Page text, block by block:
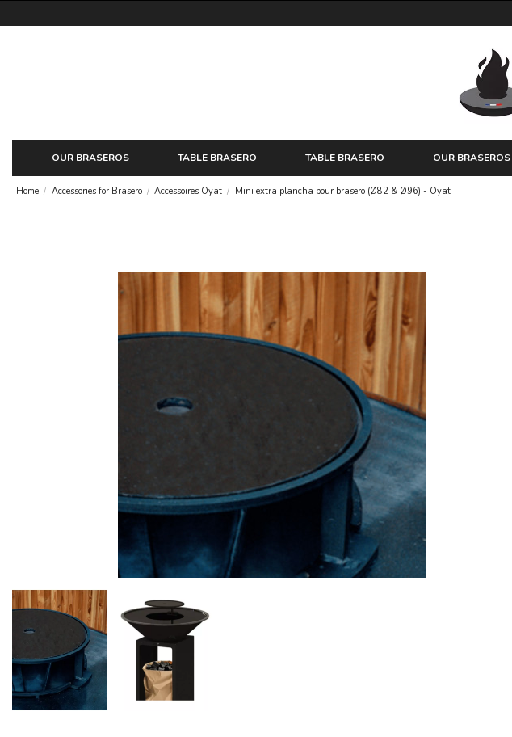
OUR BRASEROS TABLE BRASERO TABLE BRASERO OUR BRASEROS
Home Accessories for Brasero Accessoires Oyat Mini extra plancha pour brasero (Ø82 & Ø96) - Oyat